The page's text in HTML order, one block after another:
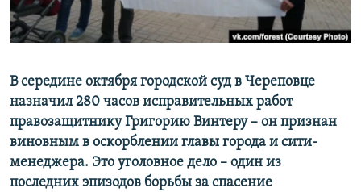
Все сайты РСЕ/РС
В середине октября городской суд в Череповце
назначил 280 часов исправительных работ
правозащитнику Григорию Винтеру – он признан
виновным в оскорблении главы города и сити-
менеджера. Это уголовное дело – один из
последних эпизодов борьбы за спасение